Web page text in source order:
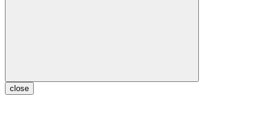
close